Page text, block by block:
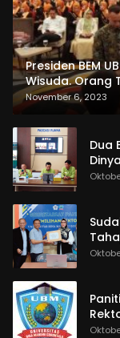
Presiden BEM
Wisuda. Orang
dan
November 6, 2023
Dua